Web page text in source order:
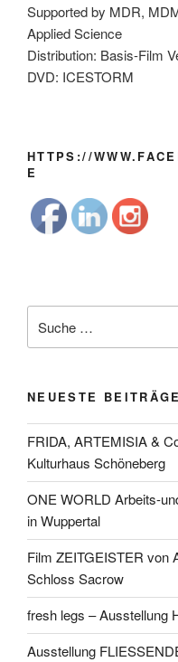
Supported by MDR,
Applied Science
Distribution: Basis-Film
DVD: ICESTORM
HTTPS://
E
nach:
NEUESTE BEITRÄGE
FRIDA, ARTEMISIA &
Kulturhaus Schöneberg
ONE WORLD Arbeits-
in Wuppertal
Film ZEITGEISTER von
Schloss Sacrow
fresh legs – Ausstellung
Ausstellung